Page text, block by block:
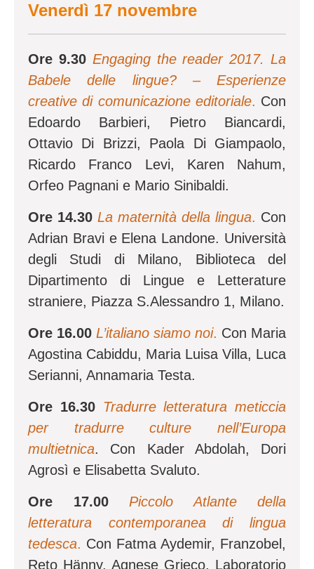
Venerdì 17 novembre
Ore 9.30 Engaging the reader 2017. La
Babele delle lingue? – Esperienze
creative di comunicazione editoriale. Con
Edoardo Barbieri, Pietro Biancardi,
Ottavio Di Brizzi, Paola Di Giampaolo,
Ricardo Franco Levi, Karen Nahum,
Orfeo Pagnani e Mario Sinibaldi.
Ore 14.30 La maternità della lingua. Con
Adrian Bravi e Elena Landone. Università
degli Studi di Milano, Biblioteca del
Dipartimento di Lingue e Letterature
straniere, Piazza S.Alessandro 1, Milano.
Ore 16.00 L’italiano siamo noi. Con Maria
Agostina Cabiddu, Maria Luisa Villa, Luca
Serianni, Annamaria Testa.
Ore 16.30
Tradurre letteratura meticcia
per tradurre culture nell’Europa
multietnica. Con Kader Abdolah, Dori
Agrosì e Elisabetta Svaluto.
Ore 17.00
Piccolo Atlante della
letteratura contemporanea di lingua
tedesca. Con Fatma Aydemir, Franzobel,
Reto Hänny, Agnese Grieco. Laboratorio